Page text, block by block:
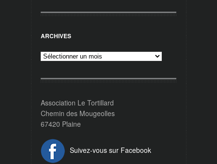
ARCHIVES
Archives
Association Le Tortillard
Chemin des Mougeolles
67420 Plaine
Suivez-vous sur Facebook